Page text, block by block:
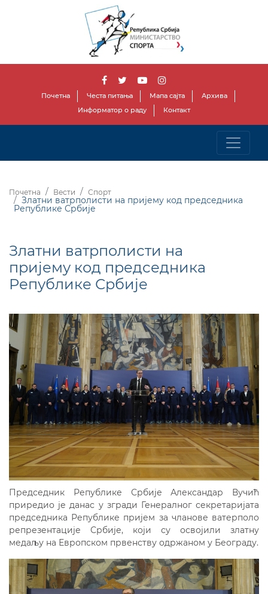
Почетна Честа питања Мапа сајта
Архива
Информатор о раду
Контакт
Почетна Вести Спорт
Златни ватрполисти на пријему код председника
Републике Србије
Златни ватрполисти на
пријему код председника
Републике Србије
Председник Републике Србије Александар Вучић
приредио је данас у згради Генералног секретаријата
председника Републике пријем за чланове ватерполо
репрезентације Србије, који су освојили златну
медаљу на Европском првенству одржаном у Београду.